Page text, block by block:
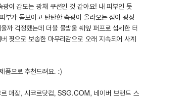
이 감도는 광채 쿠션인 것 같아요! 내 피부인 듯
부가 돋보이고 탄탄한 속광이 올라오는 점이 굉장
까 걱정했는데 더블 물방울 쉐잎 퍼프로 섬세한 터
핏으로 보송한 마무리감으로 오래 지속되어 사계
품으로 추천드려요. :)
매장, 시코르닷컴, SSG.COM, 네이버 브랜드 스